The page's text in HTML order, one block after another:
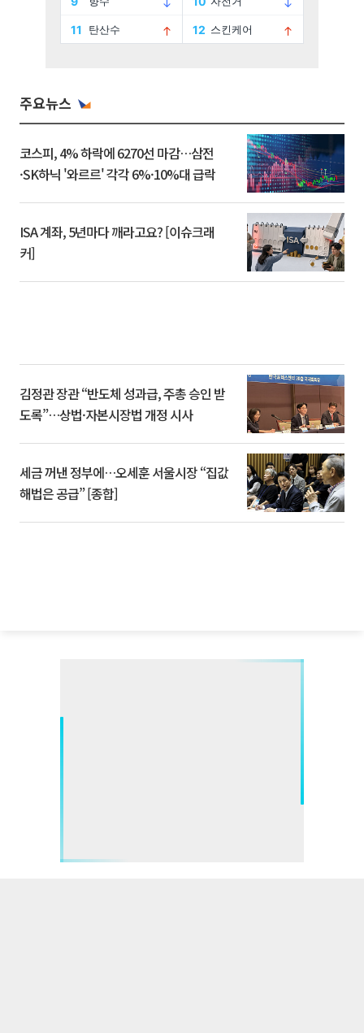
주요뉴스
코스피, 4% 하락에 6270선 마감…삼전
·SK하닉 '와르르' 각각 6%·10%대 급락
ISA 계좌, 5년마다 깨라고요? [이슈크래
커]
김정관 장관 “반도체 성과급, 주총 승인 받
도록”…상법·자본시장법 개정 시사
세금 꺼낸 정부에…오세훈 서울시장 “집값
해법은 공급” [종합]